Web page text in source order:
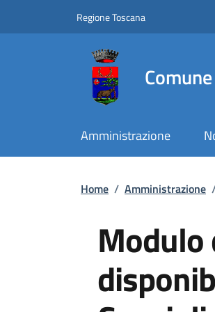
Regione ToscanaSlim
Amministrazione
Briciole di
Home / Amministrazione
Modulo